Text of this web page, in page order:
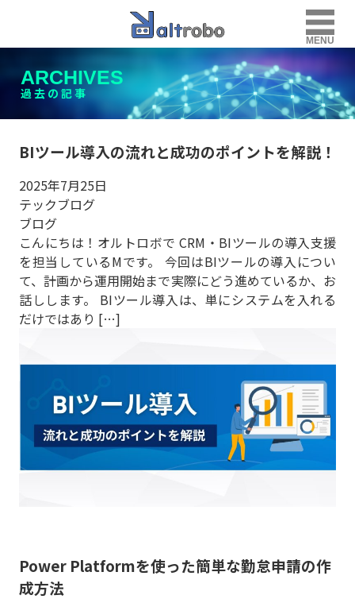
MENU
ARCHIVES
過去の記事
BIツール導入の流れと成功のポイントを解説！
2025年7月25日
テックブログ
ブログ
こんにちは！オルトロボで CRM・BIツールの導入支援
を担当しているMです。 今回はBIツールの導入につい
て、計画から運用開始まで実際にどう進めているか、お
話しします。 BIツール導入は、単にシステムを入れる
だけではあり […]
Power Platformを使った簡単な勤怠申請の作
成方法